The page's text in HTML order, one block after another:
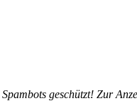
geschützt! Zur